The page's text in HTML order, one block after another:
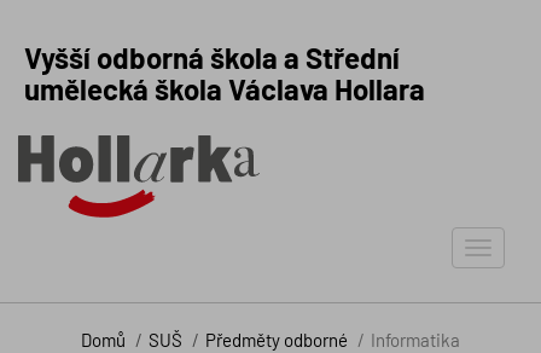
Vyšší odborná škola a Střední
umělecká škola Václava Hollara
Toggle
Domů SUŠ Předměty odborné Informatika